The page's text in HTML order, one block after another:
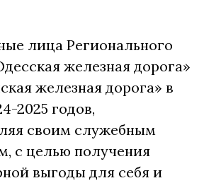
лица Регионального
железная дорога»
железная дорога» в
2025 годов,
своим служебным
с целью получения
выгоды для себя и